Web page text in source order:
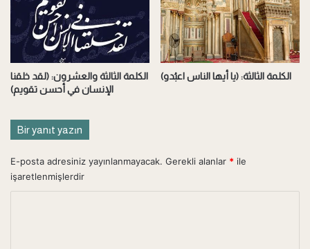
الكلمة الثالثة والعشرون: (لقد خلقنا
الإنسان في أحسن تقويم)
الكلمة الثالثة: (يا أيها الناس اعبُدو)
Bir yanıt yazın
E-posta adresiniz yayınlanmayacak. Gerekli alanlar * ile
işaretlenmişlerdir